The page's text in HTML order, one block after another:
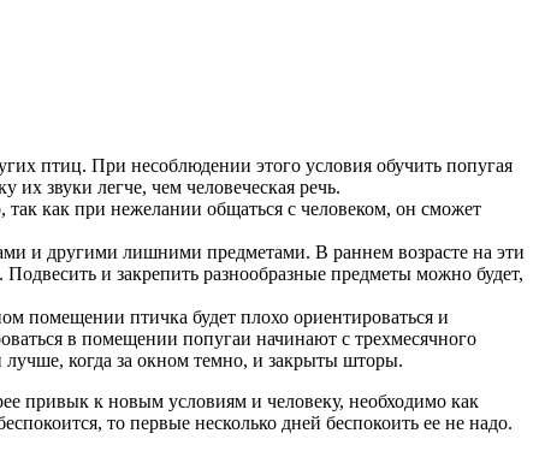
птиц. При несоблюдении этого условия обучить попугая
их звуки легче, чем человеческая речь.
как при нежелании общаться с человеком, он сможет
и другими лишними предметами. В раннем возрасте на эти
и закрепить разнообразные предметы можно будет,
помещении птичка будет плохо ориентироваться и
в помещении попугаи начинают с трехмесячного
лучше, когда за окном темно, и закрыты шторы.
привык к новым условиям и человеку, необходимо как
то первые несколько дней беспокоить ее не надо.